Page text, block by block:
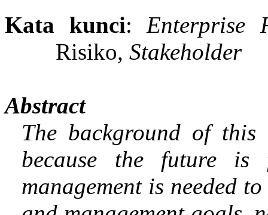
Kata kunci: Enterprise
Risiko, Stakeholder
Abstract
The background of this
because the future
management is needed